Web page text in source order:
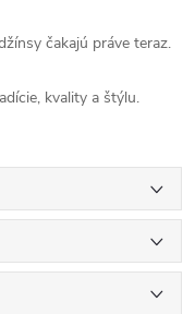
čakajú práve teraz.
kvality a štýlu.